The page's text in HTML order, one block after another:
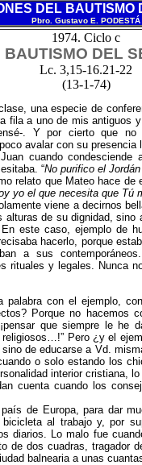
DEL BAUTISMO
Pbro. Gustavo E. PODESTÁ
1974. Ciclo c
BAUTISMO DEL
Lc. 3,15-16.21-22
(13-1-74)
una especie de
fila a uno de mis antiguos
. Y por cierto que
avalar con su
cuando condesciende
“No purifico el
relato que Mateo hace de
yo el que necesita que Tú
viene a decirnos
alturas de su dignidad,
este caso, ejemplo de
hacerlo, porque
a sus
rituales y legales. Nunca
palabra con el ejemplo,
Porque no hacemos
que siempre le he
Pero ¿y el
de educarse a Vd.
o solo estando los
interior cristiana,
cuenta cuando los
de Europa, para dar
al trabajo y, por
diarios. Lo malo fue
de dos cuadras, tragador
balnearia a unas